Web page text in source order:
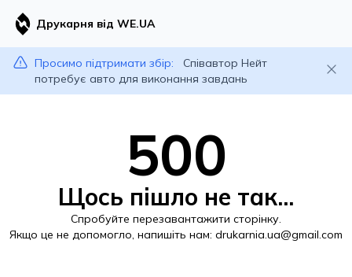
Друкарня від WE.UA
Просимо підтримати збір:
Співавтор Нейт
потребує авто для виконання завдань
500
Щось пішло не так...
Спробуйте перезавантажити сторінку.
Якщо це не допомогло, напишіть нам: drukarnia.ua@gmail.com